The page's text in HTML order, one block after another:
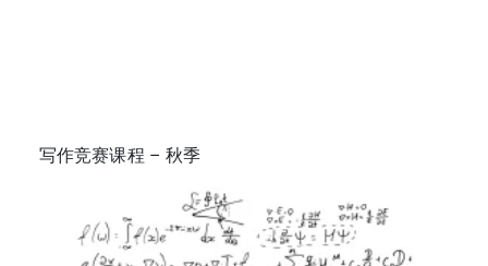
写作竞赛课程 – 秋季